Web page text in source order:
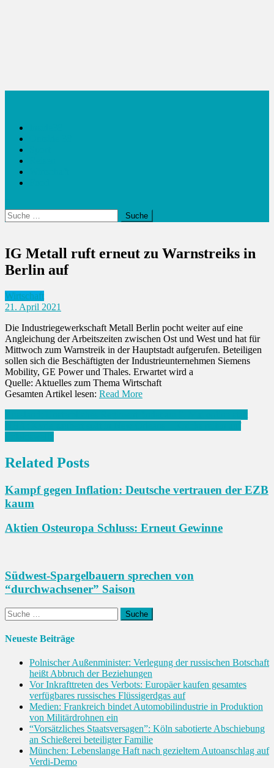
Suche
nach:
IG Metall ruft erneut zu Warnstreiks in
Berlin auf
Wirtschaft
21. April 2021
Die Industriegewerkschaft Metall Berlin pocht weiter auf eine
Angleichung der Arbeitszeiten zwischen Ost und West und hat für
Mittwoch zum Warnstreik in der Hauptstadt aufgerufen. Beteiligen
sollen sich die Beschäftigten der Industrieunternehmen Siemens
Mobility, GE Power und Thales. Erwartet wird a
Quelle: Aktuelles zum Thema Wirtschaft
Gesamten Artikel lesen: Read More
Beitrags-
Navigation
Related Posts
Kampf gegen Inflation: Deutsche vertrauen der EZB
kaum
Aktien Osteuropa Schluss: Erneut Gewinne
Südwest-Spargelbauern sprechen von
“durchwachsener” Saison
Suche
nach:
Neueste Beiträge
Polnischer Außenminister: Verlegung der russischen Botschaft
heißt Abbruch der Beziehungen
Vor Inkrafttreten des Verbots: Europäer kaufen gesamtes
verfügbares russisches Flüssigerdgas auf
Medien: Frankreich bindet Automobilindustrie in Produktion
von Militärdrohnen ein
“Vorsätzliches Staatsversagen”: Köln sabotierte Abschiebung
an Schießerei beteiligter Familie
München: Lebens­lange Haft nach gezieltem Autoanschlag auf
Verdi-Demo